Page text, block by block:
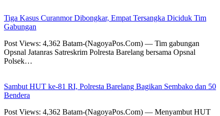
Tiga Kasus Curanmor Dibongkar, Empat Tersangka Diciduk Tim
Gabungan
Post Views: 4,362 Batam-(NagoyaPos.Com) — Tim gabungan
Opsnal Jatanras Satreskrim Polresta Barelang bersama Opsnal
Polsek…
Sambut HUT ke-81 RI, Polresta Barelang Bagikan Sembako dan 50
Bendera
Post Views: 4,362 Batam-(NagoyaPos.Com) — Menyambut HUT